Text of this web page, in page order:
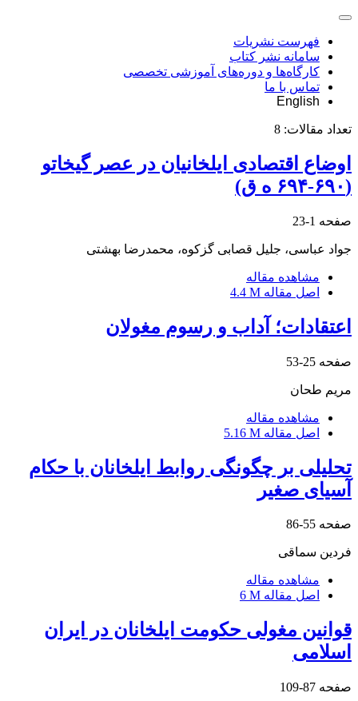
فهرست نشریات
سامانه نشر کتاب
کارگاه‌ها و دوره‌های آموزشی تخصصی
تماس با ما
English
تعداد مقالات: 8
اوضاع اقتصادی ایلخانیان در عصر گیخاتو
(۶۹۰-۶۹۴ ه ق)
صفحه 1-23
جواد عباسی، جلیل قصابی گزکوه، محمدرضا بهشتی
مشاهده مقاله
اصل مقاله 4.4 M
اعتقادات؛ آداب و رسوم مغولان
صفحه 25-53
مریم طحان
مشاهده مقاله
اصل مقاله 5.16 M
تحلیلی بر چگونگی روابط ایلخانان با حکام
آسیای صغیر
صفحه 55-86
فردین سماقی
مشاهده مقاله
اصل مقاله 6 M
قوانین مغولی حکومت ایلخانان در ایران
اسلامی
صفحه 87-109